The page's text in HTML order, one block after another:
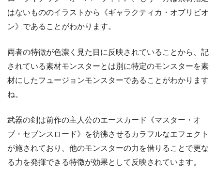
はないもののイラストから《ギャラクティカ・オブリビオ
ン》であることがわかります。
両者の特徴が色濃く見た目に反映されていることから、記
されている素材モンスターとは別に特定のモンスターを素
材にしたフュージョンモンスターであることがわかります
ね。
武器の剣は前作の主人公のエースカード《マスター・オ
ブ・セブンスロード》を彷彿させるカラフルなエフェクト
が施されており、他のモンスターの力を借りることで更な
る力を発揮できる特徴が効果として反映されています。